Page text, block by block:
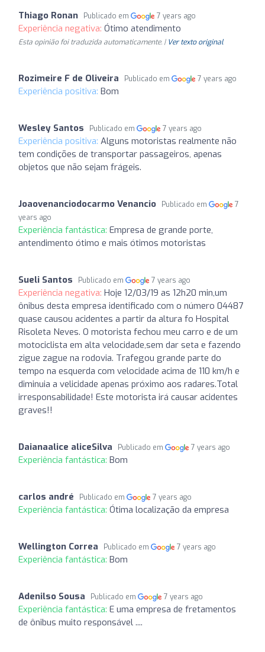
Thiago Ronan Publicado em 7 years ago
Experiência negativa: Ótimo atendimento
Esta opinião foi traduzida automaticamente. | Ver texto original
Rozimeire F de Oliveira Publicado em 7 years ago
Experiência positiva: Bom
Wesley Santos Publicado em 7 years ago
Experiência positiva: Alguns motoristas realmente não
tem condições de transportar passageiros, apenas
objetos que não sejam frágeis.
Joaovenanciodocarmo Venancio Publicado em
7
years ago
Experiência fantástica: Empresa de grande porte,
antendimento ótimo e mais ótimos motoristas
Sueli Santos Publicado em 7 years ago
Experiência negativa: Hoje 12/03/19 as 12h20 min,um
ônibus desta empresa identificado com o número 04487
quase causou acidentes a partir da altura fo Hospital
Risoleta Neves. O motorista fechou meu carro e de um
motociclista em alta velocidade,sem dar seta e fazendo
zigue zague na rodovia. Trafegou grande parte do
tempo na esquerda com velocidade acima de 110 km/h e
diminuia a velicidade apenas próximo aos radares.Total
irresponsabilidade! Este motorista irá causar acidentes
graves!!
Daianaalice aliceSilva Publicado em 7 years ago
Experiência fantástica: Bom
carlos andré Publicado em 7 years ago
Experiência fantástica: Ótima localização da empresa
Wellington Correa Publicado em 7 years ago
Experiência fantástica: Bom
Adenilso Sousa Publicado em 7 years ago
Experiência fantástica: E uma empresa de fretamentos
de ônibus muito responsável ....